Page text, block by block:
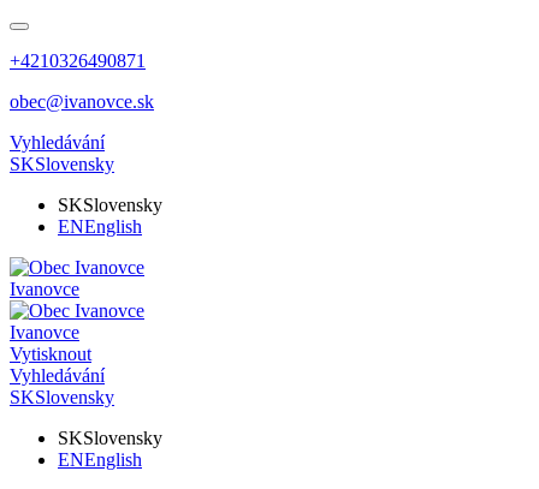
+4210326490871
obec@ivanovce.sk
Vyhledávání
SKSlovensky
SKSlovensky
ENEnglish
Ivanovce
Ivanovce
Vytisknout
Vyhledávání
SKSlovensky
SKSlovensky
ENEnglish